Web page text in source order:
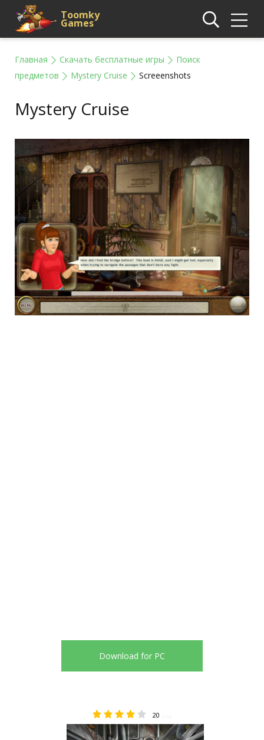
Toomky
Games
Главная Скачать бесплатные игры
Поиск
предметов
Mystery Cruise Screeenshots
Mystery Cruise
Download for PC
20